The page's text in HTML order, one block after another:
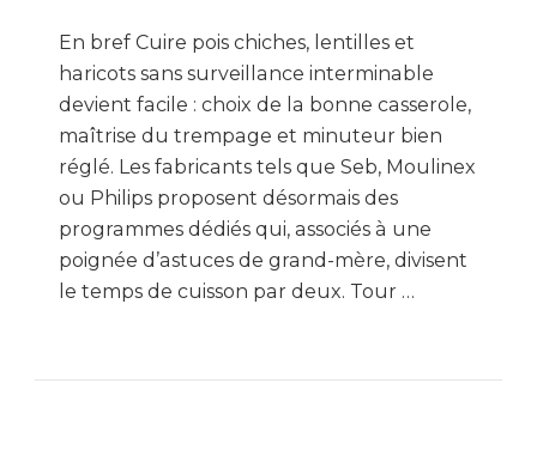
En bref Cuire pois chiches, lentilles et
haricots sans surveillance interminable
devient facile : choix de la bonne casserole,
maîtrise du trempage et minuteur bien
réglé. Les fabricants tels que Seb, Moulinex
ou Philips proposent désormais des
programmes dédiés qui, associés à une
poignée d’astuces de grand-mère, divisent
le temps de cuisson par deux. Tour …